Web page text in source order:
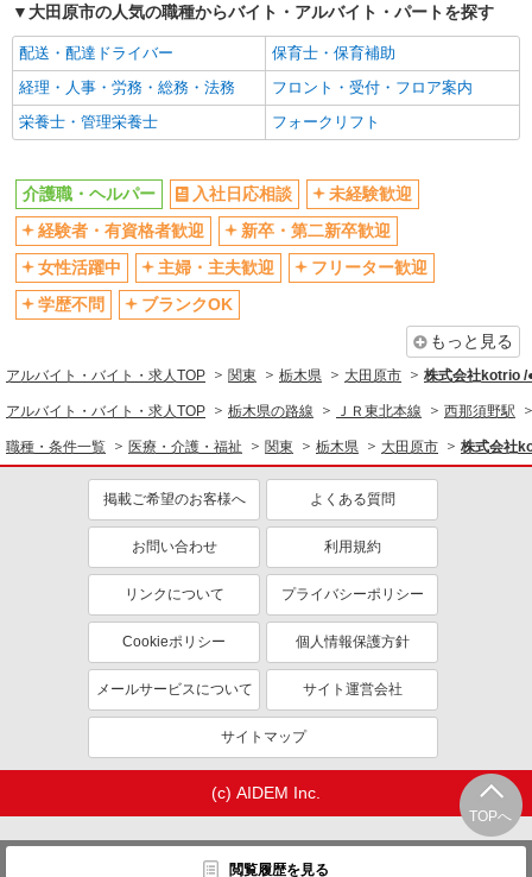
昇給あり
完全週休2日制
フルタイム歓迎
禁煙・分煙
駅直結・駅チカ
車通勤OK
バイク通勤OK
自転車通勤OK
社会保険あり
産休・育休取得実績あり
退職金・財形貯蓄制度あり
各種手当（家族・役職・インセン
ティブなど）あり
制服貸与
研修制度あり
資格取得支援制度あり
医療・介護・福祉
介護職・ヘルパー
同じ特徴から求人を探す
未経験歓迎
ミドル（40代～）活躍中
ボーナス・賞与あり
車通勤OK
社会保険あり
産休・育休取得実績あり
大田原市の人気の職種からバイト・アルバイト・パートを探す
配送・配達ドライバー
保育士・保育補助
経理・人事・労務・総務・法務
フロント・受付・フロア案内
栄養士・管理栄養士
フォークリフト
TOPへ
閲覧履歴を見る
介護職・ヘルパー 入社日応相談
未経験歓迎
経験者・有資格者歓迎
新卒・第二新卒歓迎
女性活躍中
主婦・主夫歓迎
フリーター歓迎
学歴不問
ブランクOK
もっと見る
アルバイト・バイト・求人TOP 関東 栃木県 大田原市 株式会社kotrio /
アルバイト・バイト・求人TOP 栃木県の路線 ＪＲ東北本線 西那須野駅
職種・条件一覧 医療・介護・福祉 関東 栃木県 大田原市 株式会社
掲載ご希望のお客様へ よくある質問
お問い合わせ 利用規約
リンクについて プライバシーポリシー
Cookieポリシー 個人情報保護方針
メールサービスについて サイト運営会社
サイトマップ
(c) AIDEM Inc.